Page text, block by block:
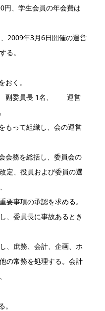
円、学生会員の年会費は
2009年3月6日開催の運営
る。
おく。
員長 1名、 運営
もって組織し、会の運営
会務を総括し、委員会の
定、役員および委員の選
要事項の承認を求める。
、委員長に事故あるとき
、庶務、会計、企画、ホ
の常務を処理する。会計